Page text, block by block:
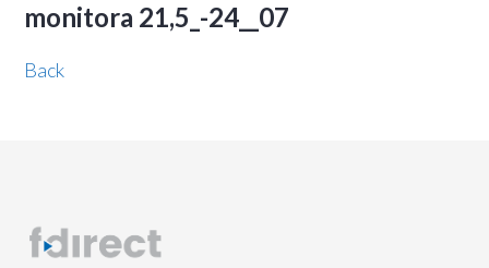
monitora 21,5_-24__07
Back